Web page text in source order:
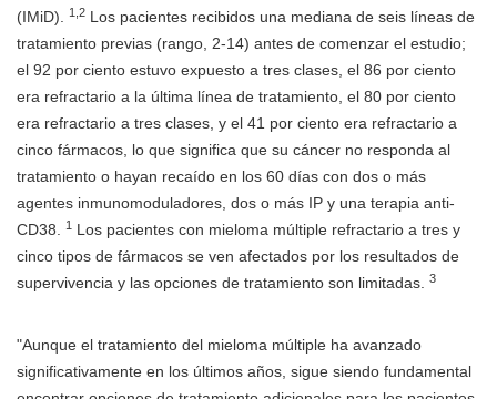
(IMiD).
1,2 Los pacientes recibidos una mediana de seis líneas de
tratamiento previas (rango, 2-14) antes de comenzar el estudio;
el 92 por ciento estuvo expuesto a tres clases, el 86 por ciento
era refractario a la última línea de tratamiento, el 80 por ciento
era refractario a tres clases, y el 41 por ciento era refractario a
cinco fármacos, lo que significa que su cáncer no responda al
tratamiento o hayan recaído en los 60 días con dos o más
agentes inmunomoduladores, dos o más IP y una terapia anti-
CD38.
1 Los pacientes con mieloma múltiple refractario a tres y
cinco tipos de fármacos se ven afectados por los resultados de
supervivencia y las opciones de tratamiento son limitadas.
3
"Aunque el tratamiento del mieloma múltiple ha avanzado
significativamente en los últimos años, sigue siendo fundamental